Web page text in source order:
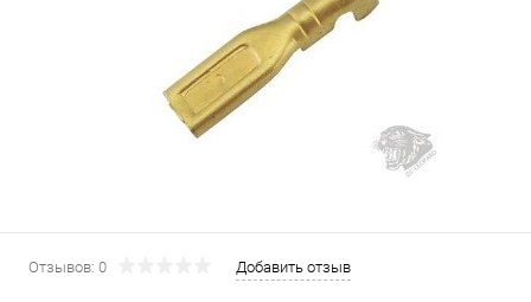
Отзывов: 0 Добавить отзыв